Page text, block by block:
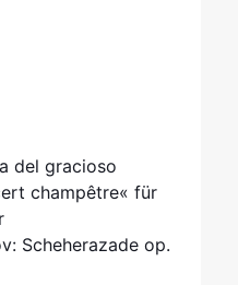
del gracioso
champêtre« für
Scheherazade op.